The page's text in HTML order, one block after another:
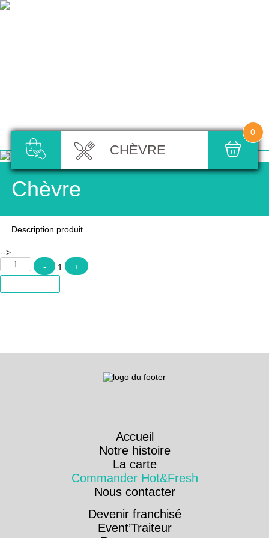
CHÈVRE
0
Chèvre
Description produit
-->
Quantity
- 1
+
Accueil
Notre histoire
La carte
Commander Hot&Fresh
Nous contacter
Devenir franchisé
Event’Traiteur